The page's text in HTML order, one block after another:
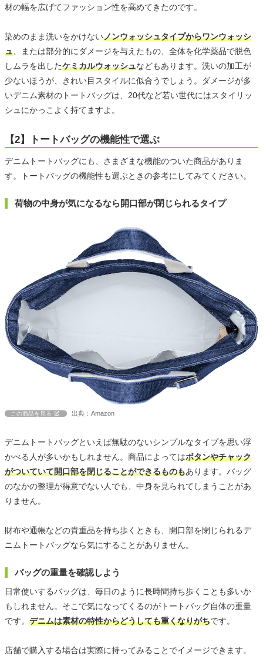
材の幅を広げてファッション性を高めてきたのです。
染めのまま洗いをかけないノンウォッシュタイプからワンウォッシ
ュ 、または部分的にダメージを与えたもの、全体を化学薬品で脱色
しムラを出したケミカルウォッシュなどもあります。洗いの加工が
少ないほうが、きれい目スタイルに似合うでしょう。ダメージが多
いデニム素材のトートバッグは、20代など若い世代にはスタイリッ
シュにかっこよく持てますよ。
【2】トートバッグの機能性で選ぶ
デニムトートバッグにも、さまざまな機能のついた商品がありま
す。トートバッグの機能性も選ぶときの参考にしてみてください。
荷物の中身が気になるなら開口部が閉じられるタイプ
この商品を見る 出典：Amazon
デニムトートバッグといえば無駄のないシンプルなタイプを思い浮
かべる人が多いかもしれません。商品によってはボタンやチャック
がついていて開口部を閉じることができるものもあります。バッグ
のなかの整理が得意でない人でも、中身を見られてしまうことがあ
りません。
財布や通帳などの貴重品を持ち歩くときも、開口部を閉じられるデ
ニムトートバッグなら気にすることがありません。
バッグの重量を確認しよう
日常使いするバッグは、毎日のように長時間持ち歩くことも多いか
もしれません。そこで気になってくるのがトートバッグ自体の重量
です。 デニムは素材の特性からどうしても重くなりがちです。
店舗で購入する場合は実際に持ってみることでイメージできます。